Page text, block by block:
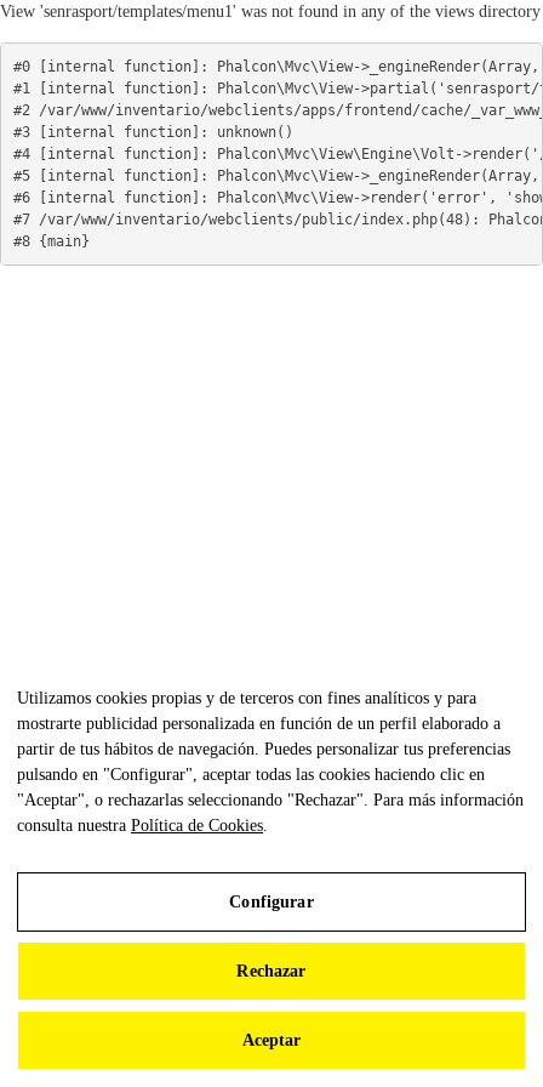
View 'senrasport/templates/menu1' was not found in any of the views directory
#0 [internal function]: Phalcon\Mvc\View-
#1 [internal function]: Phalcon\Mvc\View->partial('senrasport/
#2 /var/www/inventario/webclients/apps/frontend/cache/
#3 [internal function]: unknown()
#4 [internal function]: Phalcon\Mvc\View\Engine\Volt-
#5 [internal function]: Phalcon\Mvc\View-
#6 [internal function]: Phalcon\Mvc\View->render('error',
#7 /var/www/inventario/webclients/public/index.php(48):
#8 {main}
Utilizamos cookies propias y de terceros con fines analíticos y para
mostrarte publicidad personalizada en función de un perfil elaborado a
partir de tus hábitos de navegación. Puedes personalizar tus preferencias
pulsando en "Configurar", aceptar todas las cookies haciendo clic en
"Aceptar", o rechazarlas seleccionando "Rechazar". Para más información
consulta nuestra Política de Cookies.
Configurar
Rechazar
Aceptar
Aviso Legal
Política de Privacidad
Política de Cookies